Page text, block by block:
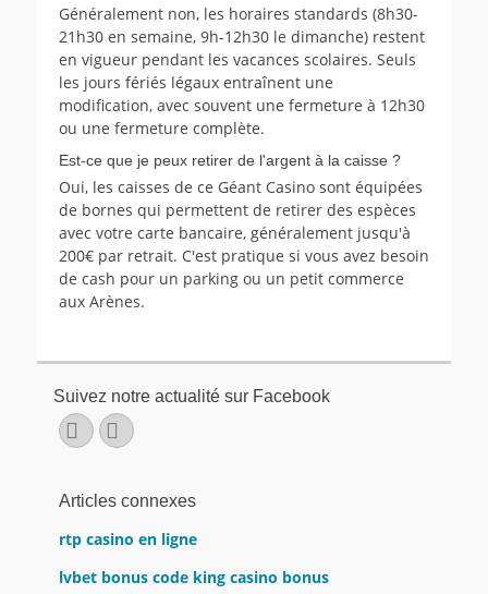
Généralement non, les horaires standards (8h30-
21h30 en semaine, 9h-12h30 le dimanche) restent
en vigueur pendant les vacances scolaires. Seuls
les jours fériés légaux entraînent une
modification, avec souvent une fermeture à 12h30
ou une fermeture complète.
Est-ce que je peux retirer de l'argent à la caisse ?
Oui, les caisses de ce Géant Casino sont équipées
de bornes qui permettent de retirer des espèces
avec votre carte bancaire, généralement jusqu'à
200€ par retrait. C'est pratique si vous avez besoin
de cash pour un parking ou un petit commerce
aux Arènes.
Suivez notre actualité sur Facebook
Facebook
E-
mail
Articles connexes
rtp casino en ligne
lvbet bonus code king casino bonus